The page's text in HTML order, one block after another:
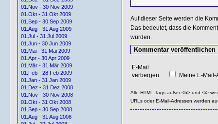
01.Nov - 30 Nov 2009
01.Okt - 31 Okt 2009
01.Sep - 30 Sep 2009
01.Aug - 31 Aug 2009
01.Jul - 31 Jul 2009
01.Jun - 30 Jun 2009
01.Mai - 31 Mai 2009
01.Apr - 30 Apr 2009
01.Mär - 31 Mär 2009
01.Feb - 28 Feb 2009
01.Jan - 31 Jan 2009
01.Dez - 31 Dez 2008
01.Nov - 30 Nov 2008
01.Okt - 31 Okt 2008
01.Sep - 30 Sep 2008
01.Aug - 31 Aug 2008
Auf dieser Seite werden die
Das bedeutet, dass die
wurden.
E-Mail
verbergen:
Meine E-
Alle HTML-Tags außer <b> und <i>
URLs oder E-Mail-Adressen werden